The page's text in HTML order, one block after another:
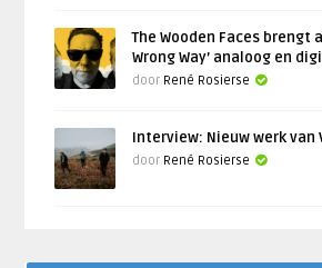
The Wooden Faces brengt
Wrong Way’ analoog en
door René Rosierse
Interview: Nieuw werk van
door René Rosierse